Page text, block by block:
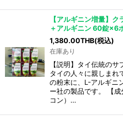
【アルギニン増量】ク
＋アルギニン 60錠×6
1,380.00THB(税込)
在庫あり
【説明】タイ伝統の
タイの人々に親しまれ
の粉末に、L-アルギニ
ー社の製品です。 【
コン）…